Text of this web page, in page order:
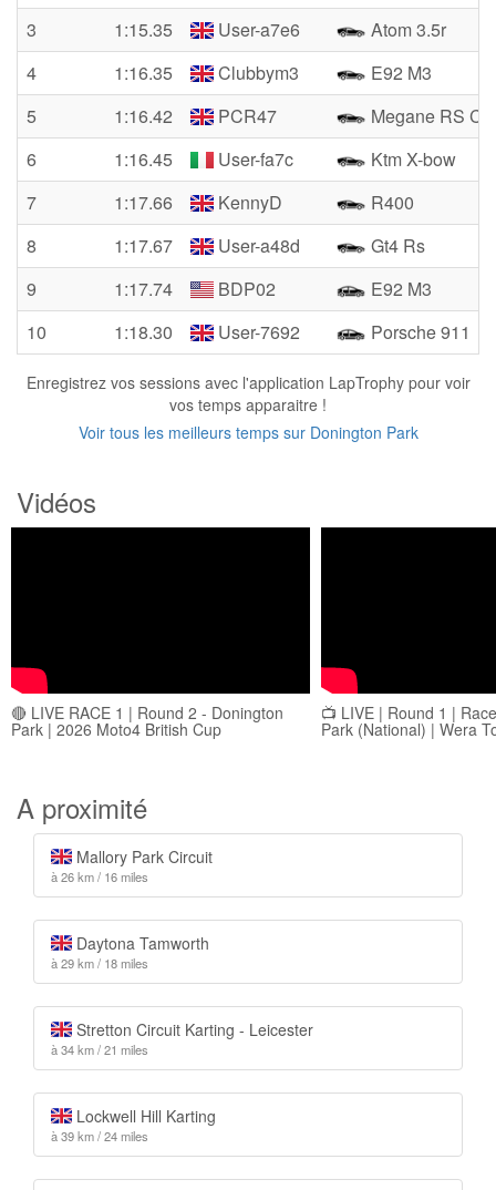
3
1:15.35 User-a7e6
Atom 3.5r
4
1:16.35 Clubbym3
E92 M3
5
1:16.42 PCR47
Megane RS
6
1:16.45 User-fa7c
Ktm X-bow
7
1:17.66 KennyD
R400
8
1:17.67 User-a48d
Gt4 Rs
9
1:17.74 BDP02
E92 M3
10
1:18.30 User-7692 Porsche 911
Enregistrez vos sessions avec l'application LapTrophy pour voir
vos temps apparaitre !
Voir tous les meilleurs temps sur Donington Park
Vidéos
🔴 LIVE RACE 1 | Round 2 - Donington
Park | 2026 Moto4 British Cup
📺 LIVE | Round 1 |
Park (National) | Wera
A proximité
Mallory Park Circuit
à 26 km / 16 miles
Daytona Tamworth
à 29 km / 18 miles
Stretton Circuit Karting - Leicester
à 34 km / 21 miles
Lockwell Hill Karting
à 39 km / 24 miles